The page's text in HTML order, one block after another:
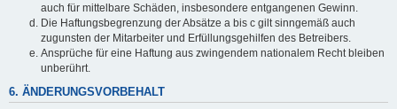
auch für mittelbare Schäden, insbesondere entgangenen Gewinn.
Die Haftungsbegrenzung der Absätze a bis c gilt sinngemäß auch
zugunsten der Mitarbeiter und Erfüllungsgehilfen des Betreibers.
Ansprüche für eine Haftung aus zwingendem nationalem Recht bleiben
unberührt.
6. ÄNDERUNGSVORBEHALT